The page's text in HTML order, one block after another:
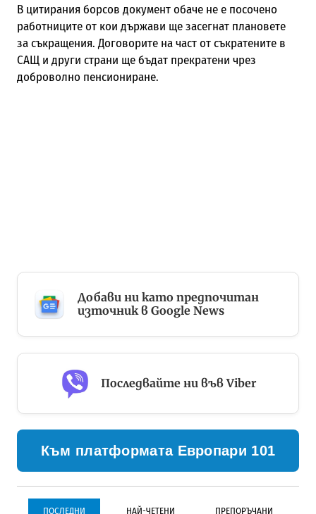
В цитирания борсов документ обаче не е посочено
работниците от кои държави ще засегнат плановете
за съкращения. Договорите на част от съкратените в
САЩ и други страни ще бъдат прекратени чрез
доброволно пенсиониране.
Добави ни като предпочитан
източник в Google News
Последвайте ни във Viber
Към платформата Европари 101
ПОСЛЕДНИ НАЙ-ЧЕТЕНИ ПРЕПОРЪЧАНИ